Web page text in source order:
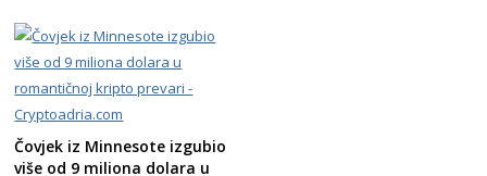
Čovjek iz Minnesote izgubio
više od 9 miliona dolara u